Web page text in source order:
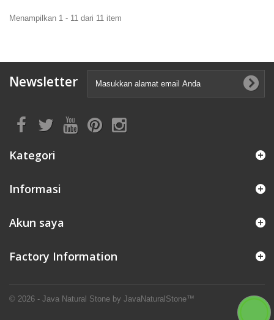
Menampilkan 1 - 11 dari 11 item
Newsletter
Kategori
Informasi
© 2026 - Java Natural Stone by JavaNaturalStone™
Akun saya
Factory Information